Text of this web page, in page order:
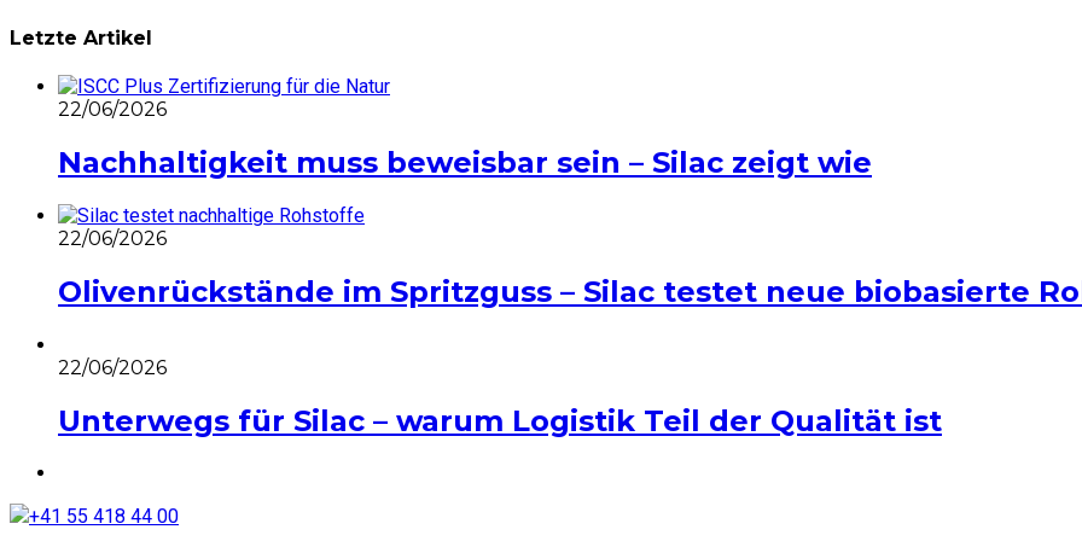
Letzte Artikel
22/06/2026
Nachhaltigkeit muss beweisbar sein – Silac zeigt wie
22/06/2026
Olivenrückstände im Spritzguss – Silac testet neue biobasierte
22/06/2026
Unterwegs für Silac – warum Logistik Teil der Qualität ist
+41 55 418 44 00